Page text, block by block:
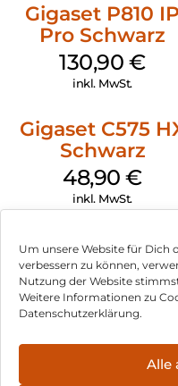
Um unsere Website für Dich
verbessern zu können,
Nutzung der Website
Weitere Informationen zu
Datenschutzerklärung.
Alle
Gigaset P810 IP
Pro Schwarz
130,90€
inkl. MwSt.
Gigaset C575
Schwarz
48,90€
inkl. MwSt.
Impressum